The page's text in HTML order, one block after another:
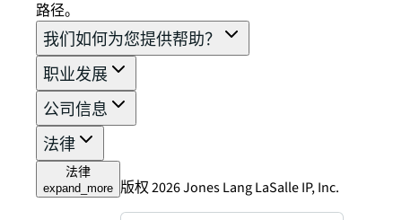
路径。
我们如何为您提供帮助？
职业发展
公司信息
法律
法律
expand_more 版权 2026 Jones Lang LaSalle IP, Inc.